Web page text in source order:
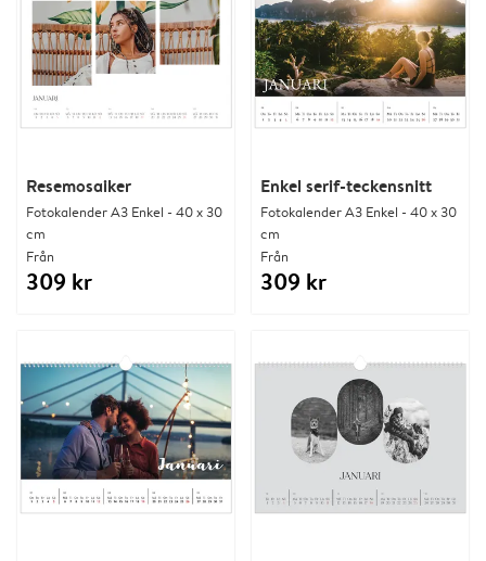
Resemosaiker
Fotokalender A3 Enkel - 40 x 30
cm
Från
309 kr
Enkel serif-teckensnitt
Fotokalender A3 Enkel - 40 x 30
cm
Från
309 kr